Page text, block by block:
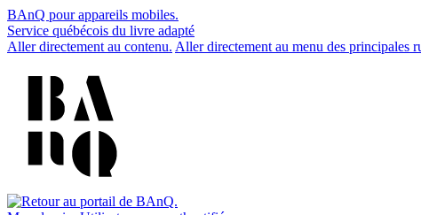
BAnQ pour appareils mobiles.
Service québécois du livre adapté
Aller directement au contenu. Aller directement au menu des principales